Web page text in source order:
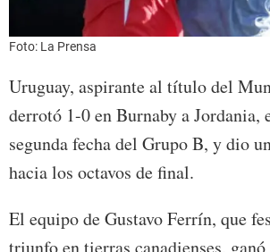
Foto: La Prensa
Uruguay, aspirante al título del
derrotó 1-0 en Burnaby a Jordania,
segunda fecha del Grupo B, y dio
hacia los octavos de final.
El equipo de Gustavo Ferrín, que